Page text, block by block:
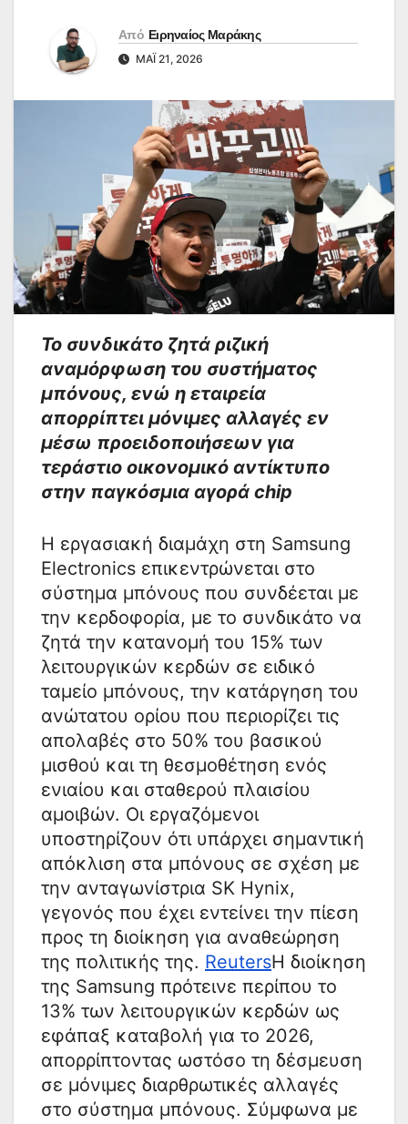
Από Ειρηναίος Μαράκης
ΜΆΙ 21, 2026
Το συνδικάτο ζητά ριζική
αναμόρφωση του συστήματος
μπόνους, ενώ η εταιρεία
απορρίπτει μόνιμες αλλαγές εν
μέσω προειδοποιήσεων για
τεράστιο οικονομικό αντίκτυπο
στην παγκόσμια αγορά chip
Η εργασιακή διαμάχη στη Samsung
Electronics επικεντρώνεται στο
σύστημα μπόνους που συνδέεται με
την κερδοφορία, με το συνδικάτο να
ζητά την κατανομή του 15% των
λειτουργικών κερδών σε ειδικό
ταμείο μπόνους, την κατάργηση του
ανώτατου ορίου που περιορίζει τις
απολαβές στο 50% του βασικού
μισθού και τη θεσμοθέτηση ενός
ενιαίου και σταθερού πλαισίου
αμοιβών. Οι εργαζόμενοι
υποστηρίζουν ότι υπάρχει σημαντική
απόκλιση στα μπόνους σε σχέση με
την ανταγωνίστρια SK Hynix,
γεγονός που έχει εντείνει την πίεση
προς τη διοίκηση για αναθεώρηση
της πολιτικής της. ReutersΗ διοίκηση
της Samsung πρότεινε περίπου το
13% των λειτουργικών κερδών ως
εφάπαξ καταβολή για το 2026,
απορρίπτοντας ωστόσο τη δέσμευση
σε μόνιμες διαρθρωτικές αλλαγές
στο σύστημα μπόνους. Σύμφωνα με